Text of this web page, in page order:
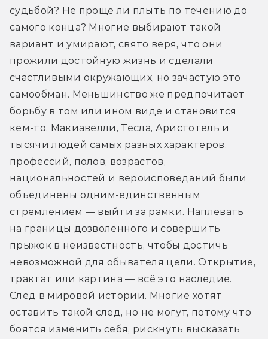
судьбой? Не проще ли плыть по течению до
самого конца? Многие выбирают такой
вариант и умирают, свято веря, что они
прожили достойную жизнь и сделали
счастливыми окружающих, но зачастую это
самообман. Меньшинство же предпочитает
борьбу в том или ином виде и становится
кем-то. Макиавелли, Тесла, Аристотель и
тысячи людей самых разных характеров,
профессий, полов, возрастов,
национальностей и вероисповеданий были
объединены одним-единственным
стремлением — выйти за рамки. Наплевать
на границы дозволенного и совершить
прыжок в неизвестность, чтобы достичь
невозможной для обывателя цели. Открытие,
трактат или картина — всё это наследие.
След в мировой истории. Многие хотят
оставить такой след, но не могут, потому что
боятся изменить себя, рискнуть высказать